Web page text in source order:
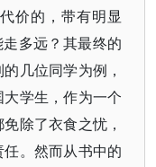
价的，带有明显
多远？其最终的
几位同学为例，
学生，作为一个
除了衣食之忧，
。然而从书中的